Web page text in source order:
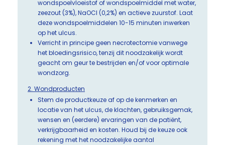
wondspoelvloeistof of wondspoelmiddel met water,
zeezout (3%), NaOCI (0,2%) en actieve zuurstof. Laat
deze wondspoelmiddelen 10-15 minuten inwerken
op het ulcus.
Verricht in principe geen necrotectomie vanwege
het bloedingsrisico, tenzij dit noodzakelijk wordt
geacht om geur te bestrijden en/of voor optimale
wondzorg.
2. Wondproducten
Stem de productkeuze af op de kenmerken en
locatie van het ulcus, de klachten, gebruiksgemak,
wensen en (eerdere) ervaringen van de patiënt,
verkrijgbaarheid en kosten. Houd bij de keuze ook
rekening met het noodzakelijke aantal